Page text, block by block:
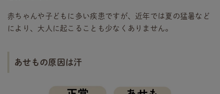
赤ちゃんや子どもに多い疾患ですが、近年では夏の猛暑など
により、大人に起こることも少なくありません。
あせもの原因は汗